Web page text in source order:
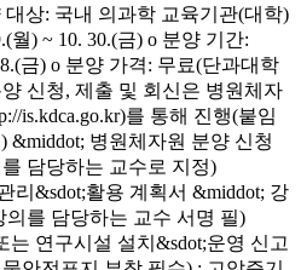
대상: 국내 의과학 교육기관(대학)
월) ~ 10. 30.(금) o 분양 기간:
금) o 분양 가격: 무료(단과대학
신청, 제출 및 회신은 병원체자
is.kdca.go.kr)를 통해 진행(붙임
&middot; 병원체자원 분양 신청
담당하는 교수로 지정)
리&sdot;활용 계획서 &middot; 강
를 담당하는 교수 서명 필)
는 연구시설 설치&sdot;운영 신고